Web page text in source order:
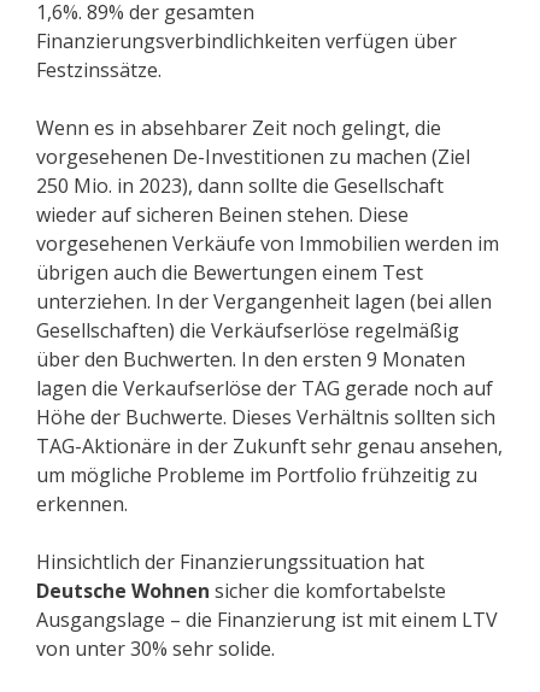
1,6%. 89% der gesamten
Finanzierungsverbindlichkeiten verfügen über
Festzinssätze.
Wenn es in absehbarer Zeit noch gelingt, die
vorgesehenen De-Investitionen zu machen (Ziel
250 Mio. in 2023), dann sollte die Gesellschaft
wieder auf sicheren Beinen stehen. Diese
vorgesehenen Verkäufe von Immobilien werden im
übrigen auch die Bewertungen einem Test
unterziehen. In der Vergangenheit lagen (bei allen
Gesellschaften) die Verkäufserlöse regelmäßig
über den Buchwerten. In den ersten 9 Monaten
lagen die Verkaufserlöse der TAG gerade noch auf
Höhe der Buchwerte. Dieses Verhältnis sollten sich
TAG-Aktionäre in der Zukunft sehr genau ansehen,
um mögliche Probleme im Portfolio frühzeitig zu
erkennen.
Hinsichtlich der Finanzierungssituation hat
Deutsche Wohnen sicher die komfortabelste
Ausgangslage – die Finanzierung ist mit einem LTV
von unter 30% sehr solide.